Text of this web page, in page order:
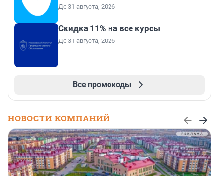
До 31 августа, 2026
Скидка 11% на все курсы
До 31 августа, 2026
Все промокоды
НОВОСТИ КОМПАНИЙ